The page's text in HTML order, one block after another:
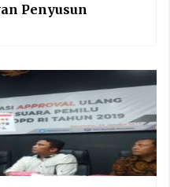
Penyusun